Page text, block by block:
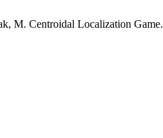
M. Centroidal Localization Game.